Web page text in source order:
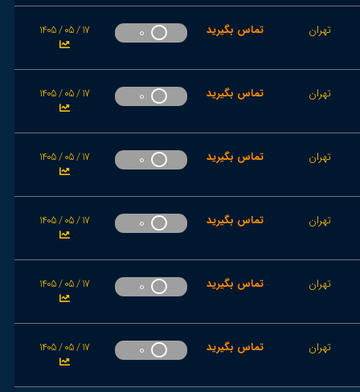
تهران تماس بگیرید 1405 / 05 / 17
تهران تماس بگیرید 1405 / 05 / 17
تهران تماس بگیرید 1405 / 05 / 17
تهران تماس بگیرید 1405 / 05 / 17
تهران تماس بگیرید 1405 / 05 / 17
تهران تماس بگیرید 1405 / 05 / 17